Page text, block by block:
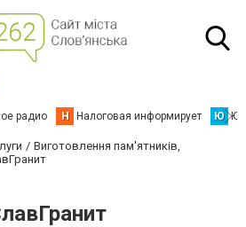
радио Н Налоговая информирует Ю
Виготовлення пам'ятників,